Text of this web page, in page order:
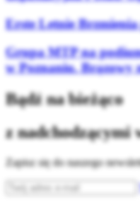
Erste Letnie
Grupa MTP na
w Poznaniu. Brązowy
Bądź na bieżąco
z nadchodzącymi
Zapisz się do naszego